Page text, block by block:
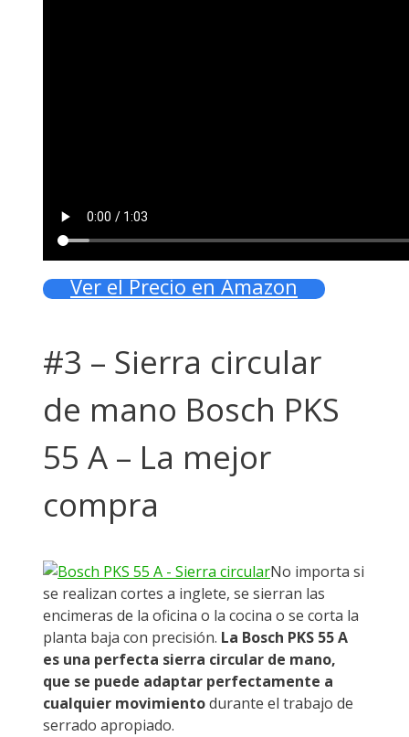
Ver el Precio en Amazon
#3 – Sierra circular
de mano Bosch PKS
55 A – La mejor
compra
No importa si
se realizan cortes a inglete, se sierran las
encimeras de la oficina o la cocina o se corta la
planta baja con precisión. La Bosch PKS 55 A
es una perfecta sierra circular de mano,
que se puede adaptar perfectamente a
cualquier movimientodurante el trabajo de
serrado apropiado.